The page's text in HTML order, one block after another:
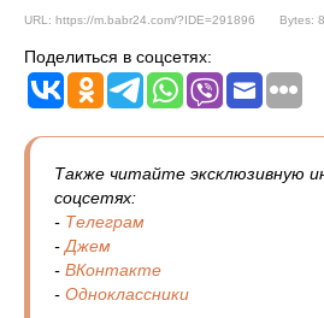
URL: https://m.babr24.com/?IDE=291896 Bytes:
Поделиться в соцсетях:
Также читайте эксклюзивную
соцсетях:
- Телеграм
- Джем
- ВКонтакте
- Одноклассники